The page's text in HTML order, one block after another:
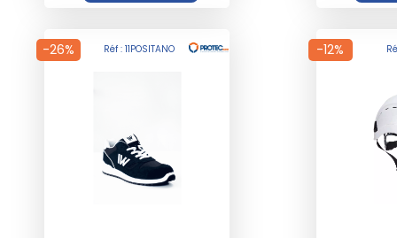
-26% Réf : 11POSITANO -12%